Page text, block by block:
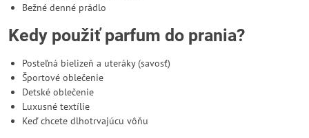
Bežné denné prádlo
Kedy použiť parfum do prania?
Posteľná bielizeň a uteráky (savosť)
Športové oblečenie
Detské oblečenie
Luxusné textílie
Keď chcete dlhotrvajúcu vôňu